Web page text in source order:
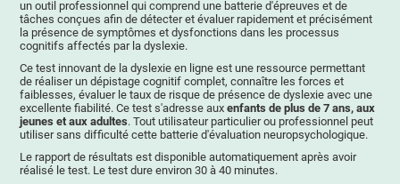
un outil professionnel qui comprend une batterie d'épreuves et de
tâches conçues afin de détecter et évaluer rapidement et précisément
la présence de symptômes et dysfonctions dans les processus
cognitifs affectés par la dyslexie.
Ce test innovant de la dyslexie en ligne est une ressource permettant
de réaliser un dépistage cognitif complet, connaître les forces et
faiblesses, évaluer le taux de risque de présence de dyslexie avec une
excellente fiabilité. Ce test s'adresse auxenfants de plus de 7 ans, aux
jeunes et aux adultes. Tout utilisateur particulier ou professionnel peut
utiliser sans difficulté cette batterie d'évaluation neuropsychologique.
Le rapport de résultats est disponible automatiquement après avoir
réalisé le test. Le test dure environ 30 à 40 minutes.